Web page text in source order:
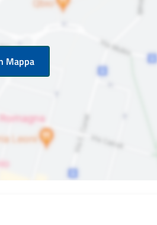
Mappa